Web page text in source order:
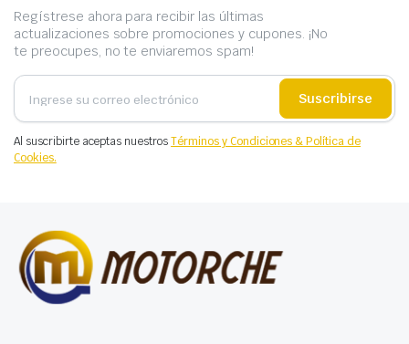
Regístrese ahora para recibir las últimas
actualizaciones sobre promociones y cupones. ¡No
te preocupes, no te enviaremos spam!
Suscribirse
Al suscribirte aceptas nuestrosTérminos y Condiciones & Política de
Cookies.